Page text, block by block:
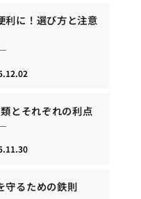
利に！選び方と注意
とそれぞれの利点
守るための鉄則